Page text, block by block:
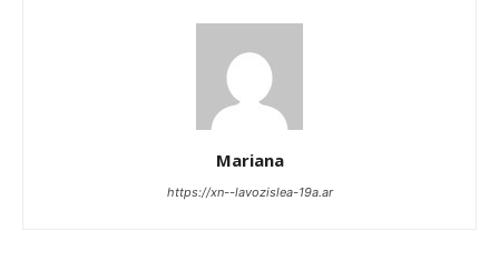
Mariana
https://xn--lavozislea-19a.ar